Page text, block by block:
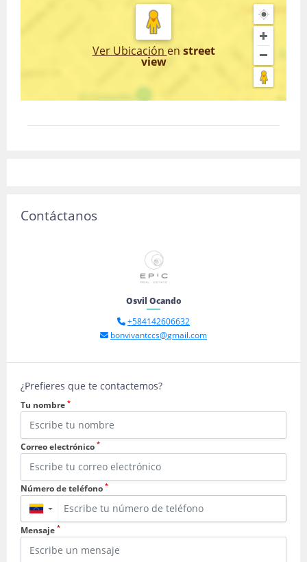
Ver Ubicación en street
view
Contáctanos
Osvil Ocando
+584142606632
bonvivantccs@gmail.com
¿Prefieres que te contactemos?
Tu nombre *
Correo electrónico *
Número de teléfono *
▼
Mensaje *